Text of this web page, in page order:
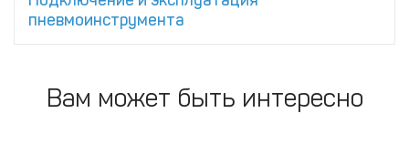
пневмоинструмента
Вам может быть интересно